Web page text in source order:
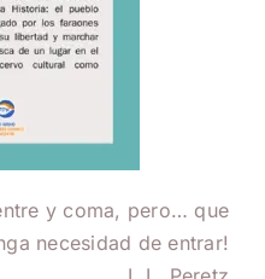
y coma, pero… que
necesidad de entrar!